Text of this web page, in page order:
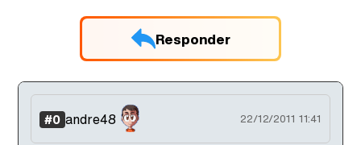
Responder
#0 andre48 22/12/2011 11:41